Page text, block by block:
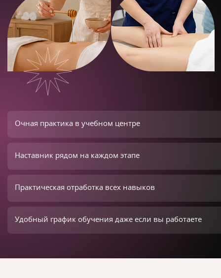
Очная практика в учебном центре
Наставник рядом на каждом этапе
Практическая отработка всех навыков
Удобный график обучения даже если вы работаете